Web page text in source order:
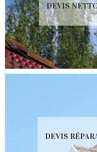
DEVIS
DEVIS